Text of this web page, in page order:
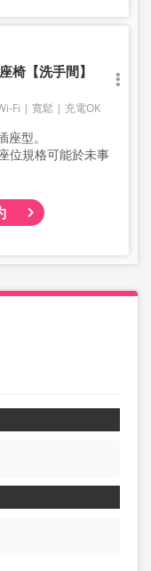
椅【洗手間】
Fi 寬鬆 充電OK
型。
位規格可能於未事